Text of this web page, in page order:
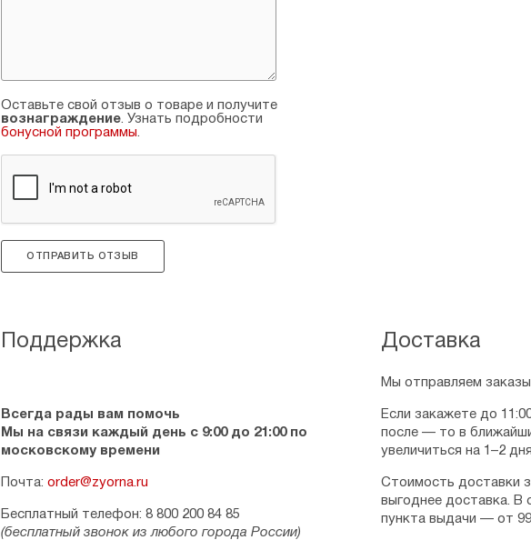
Оставьте свой отзыв о товаре и получите
вознаграждение. Узнать подробности
бонусной программы.
ОТПРАВИТЬ ОТЗЫВ
Поддержка
Всегда рады вам помочь
Мы на связи каждый день с 9:00 до 21:00 по
московскому времени
Почта: order@zyorna.ru
Бесплатный телефон: 8 800 200 84 85
(бесплатный звонок из любого города России)
Доставка
Мы отправляем
Если закажете до
после — то в
увеличиться на 1–2
Стоимость доставки
выгоднее доставка. В
пункта выдачи — от